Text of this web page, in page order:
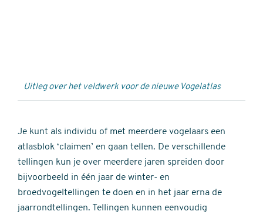
Uitleg over het veldwerk voor de nieuwe Vogelatlas
Je kunt als individu of met meerdere vogelaars een
atlasblok ‘claimen’ en gaan tellen. De verschillende
tellingen kun je over meerdere jaren spreiden door
bijvoorbeeld in één jaar de winter- en
broedvogeltellingen te doen en in het jaar erna de
jaarrondtellingen. Tellingen kunnen eenvoudig